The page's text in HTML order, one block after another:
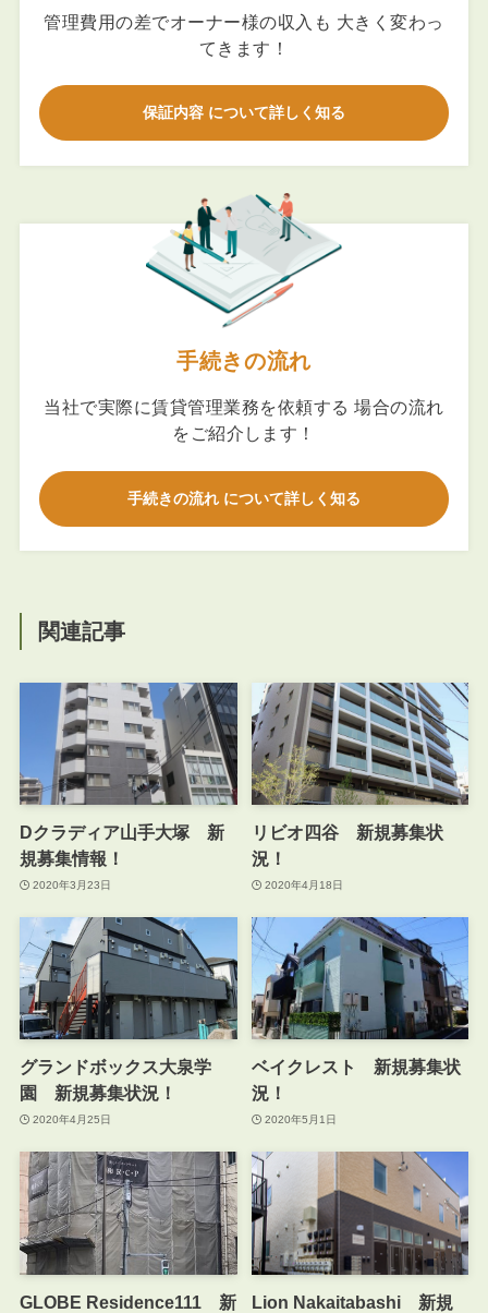
管理費用の差でオーナー様の収入も 大きく変わっ
てきます！
保証内容 について詳しく知る
手続きの流れ
当社で実際に賃貸管理業務を依頼する 場合の流れ
をご紹介します！
手続きの流れ について詳しく知る
関連記事
Dクラディア山手大塚 新
規募集情報！
2020年3月23日
リビオ四谷 新規募集状
況！
2020年4月18日
グランドボックス大泉学
園 新規募集状況！
2020年4月25日
ベイクレスト 新規募集状
況！
2020年5月1日
GLOBE Residence111 新
Lion Nakaitabashi 新規